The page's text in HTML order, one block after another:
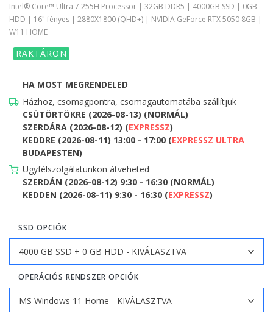
Intel® Core™ Ultra 7 255H Processor | 32GB DDR5 | 4000GB SSD | 0GB
HDD | 16" fényes | 2880X1800 (QHD+) | NVIDIA GeForce RTX 5050 8GB |
W11 HOME
RAKTÁRON
HA MOST MEGRENDELED
Házhoz, csomagpontra, csomagautomatába szállítjuk
CSÜTÖRTÖKRE (2026-08-13) (NORMÁL)
SZERDÁRA (2026-08-12) (EXPRESSZ)
KEDDRE (2026-08-11) 13:00 - 17:00 (EXPRESSZ ULTRA
BUDAPESTEN)
Ügyfélszolgálatunkon átveheted
SZERDÁN (2026-08-12) 9:30 - 16:30 (NORMÁL)
KEDDEN (2026-08-11) 9:30 - 16:30 (EXPRESSZ)
SSD OPCIÓK
OPERÁCIÓS RENDSZER OPCIÓK